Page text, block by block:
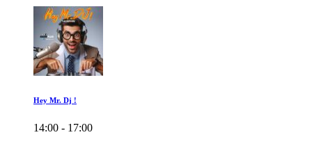
Hey Mr. Dj !
14:00 - 17:00